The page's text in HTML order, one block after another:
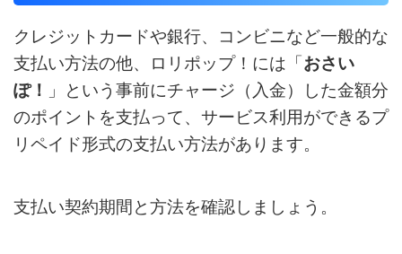
クレジットカードや銀行、コンビニなど一般的な
支払い方法の他、ロリポップ！には「おさい
ぽ！
」という事前にチャージ（入金）した金額分
のポイントを支払って、サービス利用ができるプ
リペイド形式の支払い方法があります。
支払い契約期間と方法を確認しましょう。